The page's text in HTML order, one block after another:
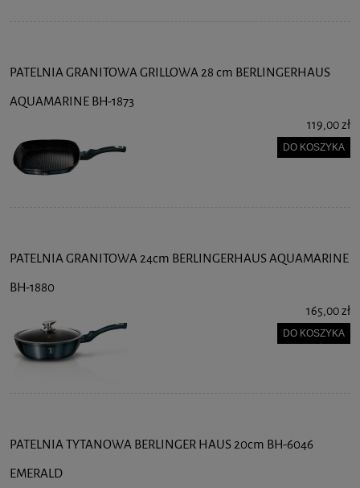
PATELNIA GRANITOWA GRILLOWA 28 cm BERLINGERHAUS
AQUAMARINE BH-1873
119,00 zł
DO KOSZYKA
PATELNIA GRANITOWA 24cm BERLINGERHAUS AQUAMARINE
BH-1880
165,00 zł
DO KOSZYKA
PATELNIA TYTANOWA BERLINGER HAUS 20cm BH-6046
EMERALD